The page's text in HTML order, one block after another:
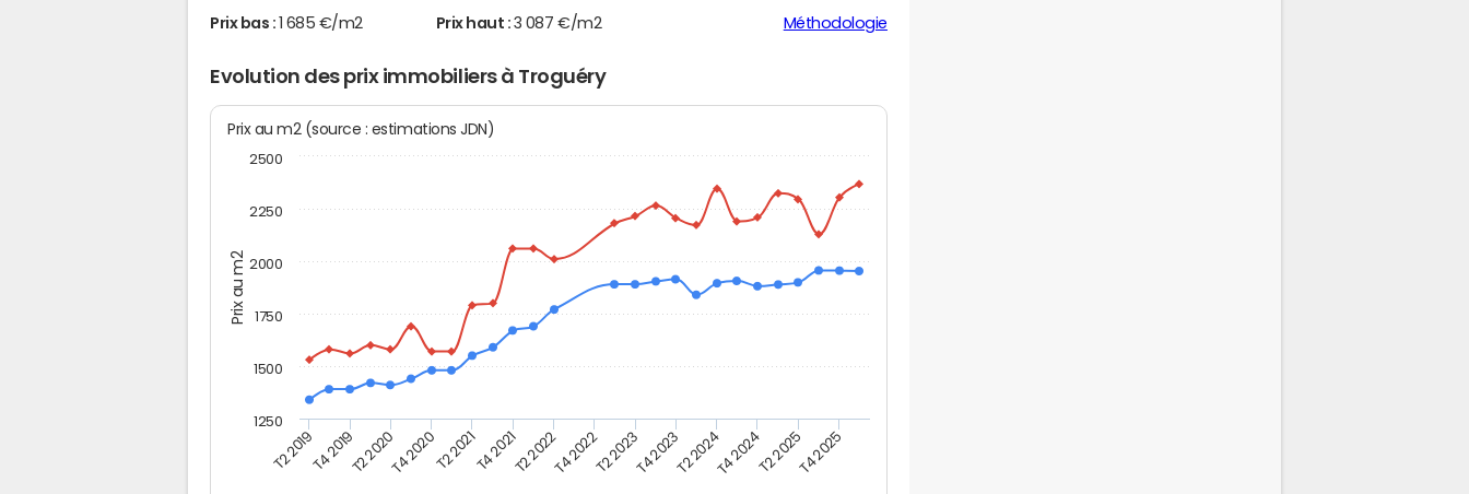
Prix bas : 1 685 €/m2 Prix haut : 3 087 €/m2 Méthodologie
Evolution des prix immobiliers à Troguéry
Prix au m2
Prix au m2 (source : estimations JDN)
T2 2019T4 2019T2 2020T4 2020T2 2021T4 2021T2 2022T4 2022T2 2023T4 2023T2 2024T4 2024T2 2025T4 2025
1250
1500
1750
2000
2250
2500